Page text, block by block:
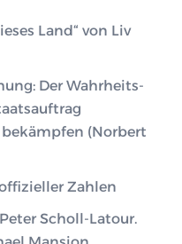
Land“ von Liv
Der Wahrheits-
(Norbert
Zahlen
Scholl-Latour.